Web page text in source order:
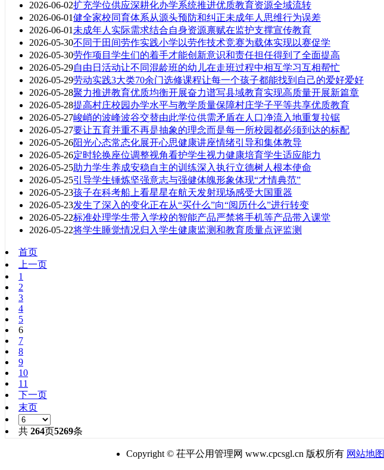
2026-06-02扩充学位供应深耕化办学系统推进优质教育资源全域流转
2026-06-01健全家校同育体系从源头预防和纠正未成年人思维行为误差
2026-06-01 未成年人实际需求结合自身资源禀赋在监护支撑宣传教育
2026-05-30不同于田间劳作实践小学以劳作技术竞赛为载体实现以赛促学
2026-05-30劳作项目学生们的着手才能创新意识和责任担任得到了全面提高
2026-05-29自由日活动让不同混龄班的幼儿在走班过程中相互学习互相帮忙
2026-05-29劳动实践3大类70余门选修课程让每一个孩子都能找到自己的爱好爱好
2026-05-28聚力推进教育优质均衡开展奋力谱写县域教育实现高质量开展新篇章
2026-05-28提高村庄校园办学水平与教学质量保障村庄学子平等共享优质教育
2026-05-27峻峭的波峰波谷交替由此学位供需矛盾在人口净流入地重复拉锯
2026-05-27要让五育并重不再是抽象的理念而是每一所校园都必须到达的标配
2026-05-26阳光心态常态化展开心思健康讲座情绪引导和集体教导
2026-05-26定时轮换座位调整视角看护学生视力健康培育学生适应能力
2026-05-25助力学生养成安稳自主的训练深入执行立德树人根本使命
2026-05-25引导学生锤炼坚强意志与强健体魄形象体现“才情典范”
2026-05-23孩子在科考船上看星星在航天发射现场感受大国重器
2026-05-23发生了深入的变化正在从“买什么”向“阅历什么”进行转变
2026-05-22标准处理学生带入学校的智能产品严禁将手机等产品带入课堂
2026-05-22将学生睡觉情况归入学生健康监测和教育质量点评监测
首页
上一页
1
2
3
4
5
6
7
8
9
10
11
下一页
末页
共 264页5269条
Copyright © 茌平公用管理网 www.cpcsgl.cn 版权所有 网站地图